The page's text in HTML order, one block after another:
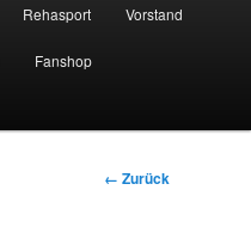
Rehasport Vorstand
Fanshop
Bilder-
← Zurück